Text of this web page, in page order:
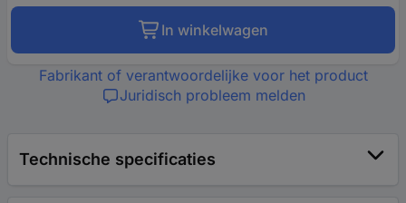
In winkelwagen
Fabrikant of verantwoordelijke voor het product
Juridisch probleem melden
Technische specificaties